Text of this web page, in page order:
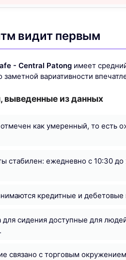
видит первым
- Central Patong имеет
заметной вариативности
выведенные из данных
как умеренный, то есть
стабилен: ежедневно с 10:30
кредитные и
сидения доступные для
связано с торговым